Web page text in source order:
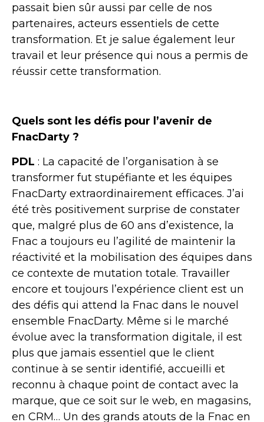
passait bien sûr aussi par celle de nos
partenaires, acteurs essentiels de cette
transformation. Et je salue également leur
travail et leur présence qui nous a permis de
réussir cette transformation.
Quels sont les défis pour l’avenir de
FnacDarty ?
PDL : La capacité de l’organisation à se
transformer fut stupéfiante et les équipes
FnacDarty extraordinairement efficaces. J’ai
été très positivement surprise de constater
que, malgré plus de 60 ans d’existence, la
Fnac a toujours eu l’agilité de maintenir la
réactivité et la mobilisation des équipes dans
ce contexte de mutation totale. Travailler
encore et toujours l’expérience client est un
des défis qui attend la Fnac dans le nouvel
ensemble FnacDarty. Même si le marché
évolue avec la transformation digitale, il est
plus que jamais essentiel que le client
continue à se sentir identifié, accueilli et
reconnu à chaque point de contact avec la
marque, que ce soit sur le web, en magasins,
en CRM… Un des grands atouts de la Fnac en